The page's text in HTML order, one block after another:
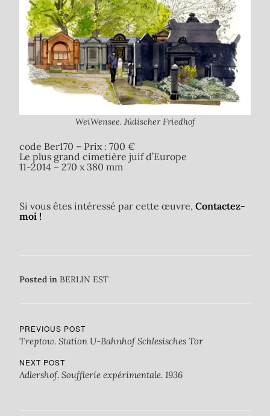
WeiWensee. Jüdischer Friedhof
code Ber170 – Prix : 700 €
Le plus grand cimetière juif d’Europe
11-2014 – 270 x 380 mm
Si vous êtes intéressé par cette œuvre, Contactez-
moi !
Posted in BERLIN EST
PREVIOUS POST
Treptow. Station U-Bahnhof Schlesisches Tor
NEXT POST
Adlershof. Soufflerie expérimentale. 1936